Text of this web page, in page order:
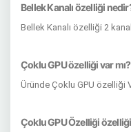
Bellek Kanalı özelliği
Bellek Kanalı özelliği 2
Çoklu GPU özelliği var mı?
Üründe Çoklu GPU özelliği
Çoklu GPU Özelliği